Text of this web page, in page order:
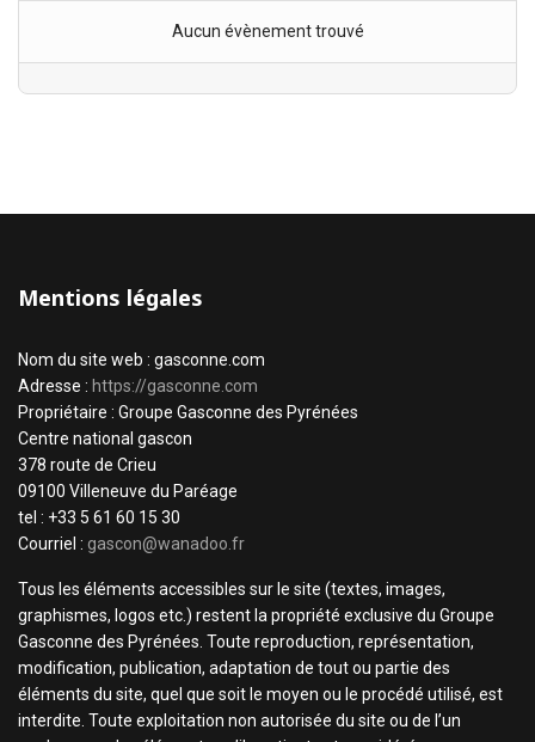
Aucun évènement trouvé
Mentions légales
Nom du site web : gasconne.com
Adresse : https://gasconne.com
Propriétaire : Groupe Gasconne des Pyrénées
Centre national gascon
378 route de Crieu
09100 Villeneuve du Paréage
tel : +33 5 61 60 15 30
Courriel : gascon@wanadoo.fr
Tous les éléments accessibles sur le site (textes, images,
graphismes, logos etc.) restent la propriété exclusive du Groupe
Gasconne des Pyrénées. Toute reproduction, représentation,
modification, publication, adaptation de tout ou partie des
éléments du site, quel que soit le moyen ou le procédé utilisé, est
interdite. Toute exploitation non autorisée du site ou de l’un